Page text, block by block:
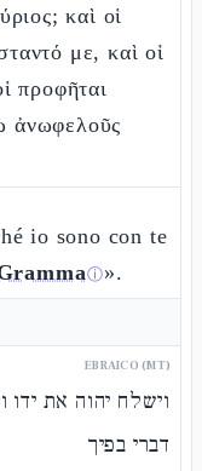
καὶ οἱ
με, καὶ οἱ
προφῆται
ἀνωφελοῦς
io sono con te
ⓘ».
EBRAICO (MT)
וישלח יהוה את ידו
דברי בפיך